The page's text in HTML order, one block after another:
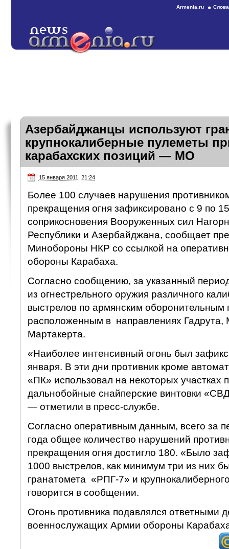
Armenia.ru
Азербайджанцы используют
крупнокалиберные пулеметы
карабахских позиций — МО
15 января 2011, 21:24
Более 100 случаев нарушения
прекращения огня зафиксировано с 9 по
соприкосновения Вооруженных сил
Республики и Азербайджана, сообщает
Минобороны НКР со ссылкой на
обороны Карабаха.
Согласно сообщению, за указанный
из огнестрельного оружия различного
выстрелов по армянским оборонительным
расположенным в направлениях Гадрута,
Мартакерта.
«Наиболее интенсивный огонь был
января. В эти дни противник кроме
«ПК» использовал на некоторых участках
дальнобойные снайперские винтовки
— отметили в пресс-службе.
Согласно оперативным данным, всего за
года общее количество нарушений
прекращения огня достигло 180. «Было
1000 выстрелов, как минимум три из них
гранатомета «РПГ-7» и
говорится в сообщении.
Огонь противника подавлялся ответными
военнослужащих Армии обороны